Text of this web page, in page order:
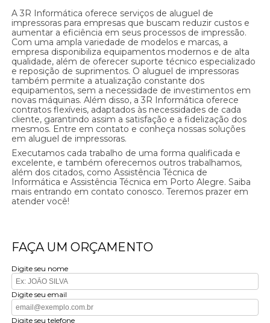
A 3R Informática oferece serviços de aluguel de
impressoras para empresas que buscam reduzir custos e
aumentar a eficiência em seus processos de impressão.
Com uma ampla variedade de modelos e marcas, a
empresa disponibiliza equipamentos modernos e de alta
qualidade, além de oferecer suporte técnico especializado
e reposição de suprimentos. O aluguel de impressoras
também permite a atualização constante dos
equipamentos, sem a necessidade de investimentos em
novas máquinas. Além disso, a 3R Informática oferece
contratos flexíveis, adaptados às necessidades de cada
cliente, garantindo assim a satisfação e a fidelização dos
mesmos. Entre em contato e conheça nossas soluções
em aluguel de impressoras.
Executamos cada trabalho de uma forma qualificada e
excelente, e também oferecemos outros trabalhamos,
além dos citados, como Assistência Técnica de
Informática e Assistência Técnica em Porto Alegre. Saiba
mais entrando em contato conosco. Teremos prazer em
atender você!
FAÇA UM ORÇAMENTO
Digite seu nome
Digite seu email
Digite seu telefone